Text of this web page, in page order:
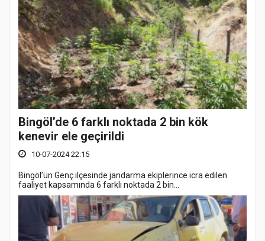
Bingöl’de 6 farklı noktada 2 bin kök
kenevir ele geçirildi
10-07-2024 22:15
Bingöl’ün Genç ilçesinde jandarma ekiplerince icra edilen
faaliyet kapsamında 6 farklı noktada 2 bin...